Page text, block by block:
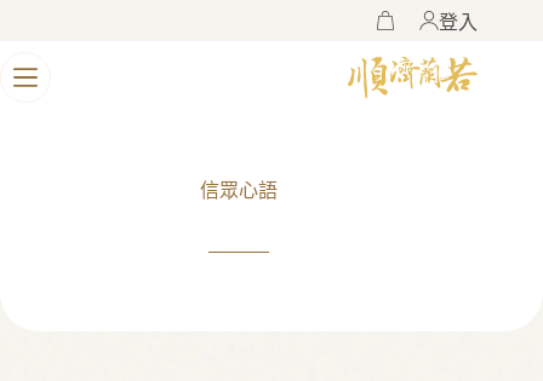
購
物
車
登入
信眾心語